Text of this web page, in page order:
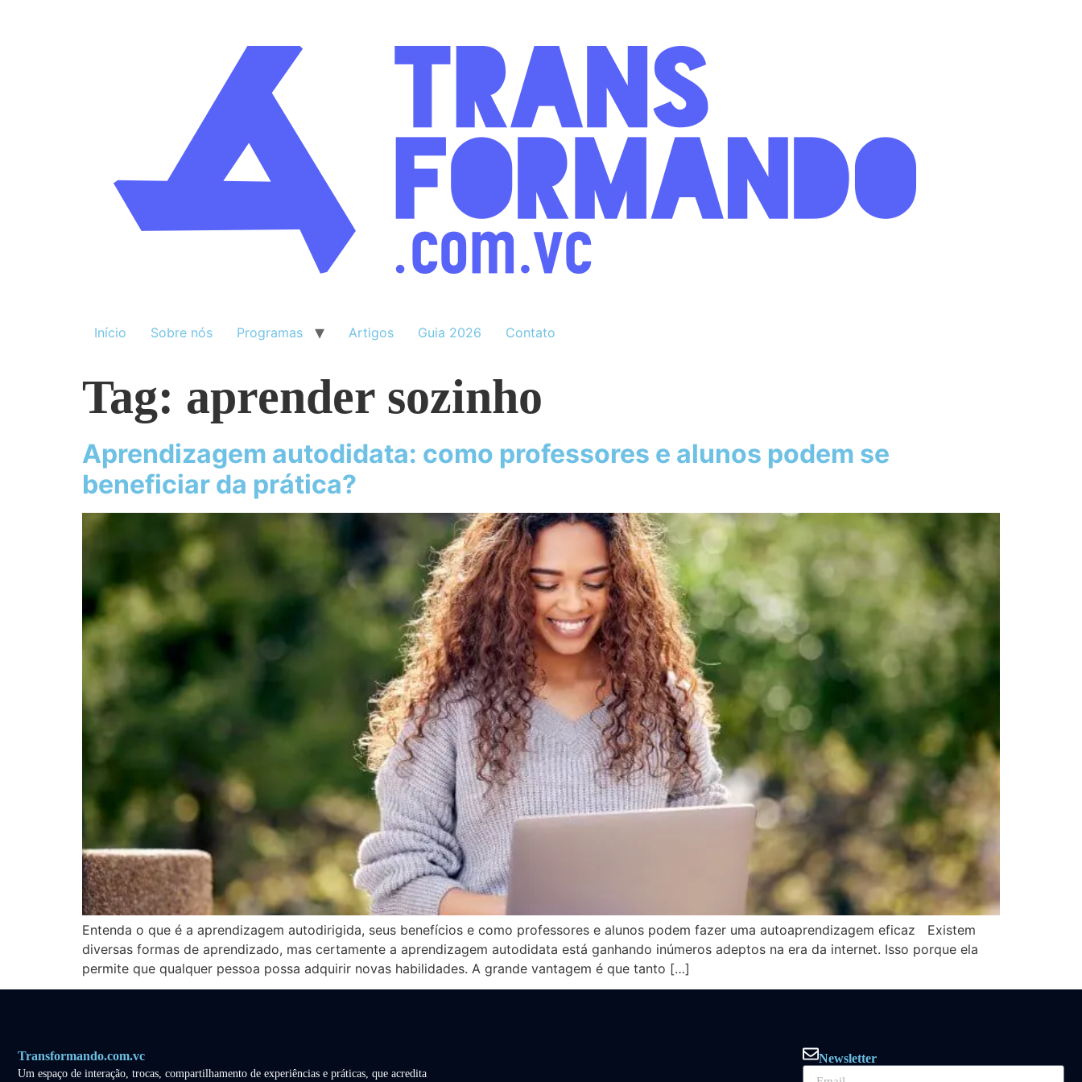
Início Sobre nós Programas Artigos Guia 2026 Contato
Tag: aprender sozinho
Aprendizagem autodidata: como professores e alunos podem se
beneficiar da prática?
Entenda o que é a aprendizagem autodirigida, seus benefícios e como professores e alunos podem fazer uma autoaprendizagem eficaz Existem
diversas formas de aprendizado, mas certamente a aprendizagem autodidata está ganhando inúmeros adeptos na era da internet. Isso porque ela
permite que qualquer pessoa possa adquirir novas habilidades. A grande vantagem é que tanto […]
Transformando.com.vc
Um espaço de interação, trocas, compartilhamento de experiências e práticas, que acredita
Newsletter